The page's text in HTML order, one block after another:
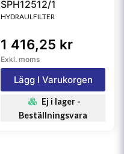
SPH12512/1
HYDRAULFILTER
1 416,25 kr
Exkl. moms
Lägg I Varukorgen
Ej i lager -
Beställningsvara